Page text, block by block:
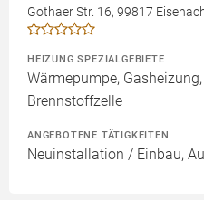
Gothaer Str. 16, 99817
HEIZUNG SPEZIALGEBIETE
Wärmepumpe,
Brennstoffzelle
ANGEBOTENE TÄTIGKEITEN
Neuinstallation / Einbau,